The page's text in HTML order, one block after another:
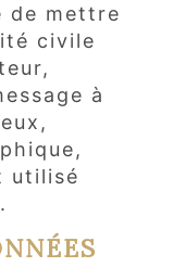
de mettre
civile
à
utilisé